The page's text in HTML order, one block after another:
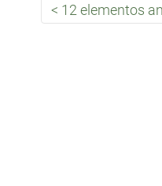
12 elementos